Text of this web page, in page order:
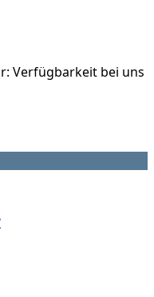
Verfügbarkeit bei uns